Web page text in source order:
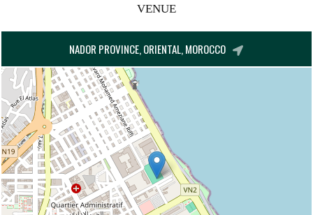
VENUE
NADOR PROVINCE, ORIENTAL, MOROCCO